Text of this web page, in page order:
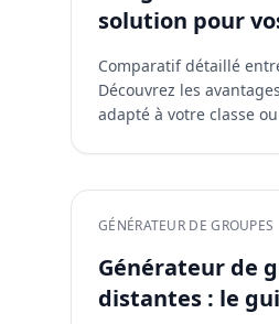
solution pour
Comparatif détaillé
Découvrez les
adapté à votre classe
GÉNÉRATEUR DE GROUPES
Générateur de
distantes : le